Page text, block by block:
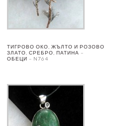
ТИГРОВО ОКО, ЖЪЛТО И РОЗОВО
ЗЛАТО, СРЕБРО, ПАТИНА –
ОБЕЦИ – N764